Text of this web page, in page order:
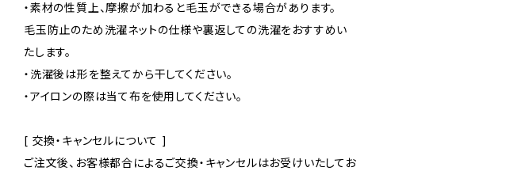
・素材の性質上、摩擦が加わると毛玉ができる場合があります。
毛玉防止のため洗濯ネットの仕様や裏返しての洗濯をおすすめい
たします。
・洗濯後は形を整えてから干してください。
・アイロンの際は当て布を使用してください。
[ 交換・キャンセルについて ]
ご注文後、お客様都合によるご交換・キャンセルはお受けいたしてお